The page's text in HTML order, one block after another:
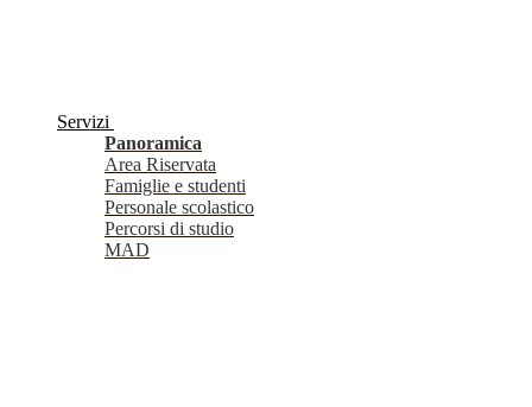
Servizi
Panoramica
Area Riservata
Famiglie e studenti
Personale scolastico
Percorsi di studio
MAD